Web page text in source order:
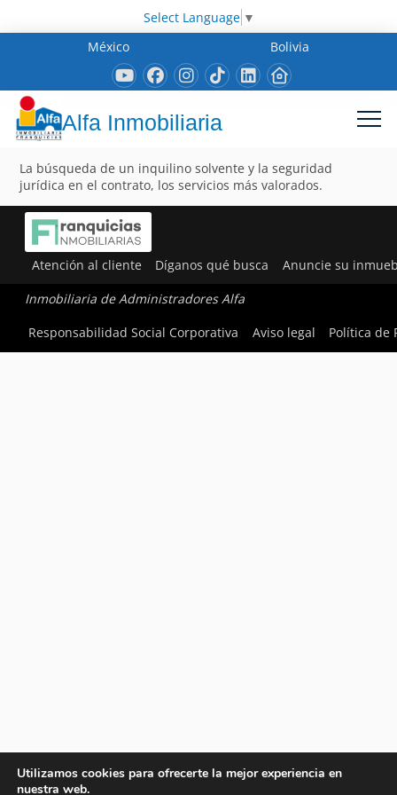
Select Language ▼
México
Bolivia
Alfa Inmobiliaria
La búsqueda de un inquilino solvente y la seguridad
jurídica en el contrato, los servicios más valorados.
Atención al cliente Díganos qué busca Anuncie su
Inmobiliaria de Administradores Alfa
Responsabilidad Social Corporativa
Aviso legal Política de
Utilizamos cookies para ofrecerte la mejor experiencia en
nuestra web.